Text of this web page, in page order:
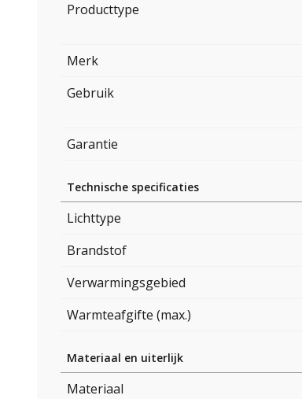
Producttype
Merk
Gebruik
Garantie
Technische specificaties
Lichttype
Brandstof
Verwarmingsgebied
Warmteafgifte (max.)
Materiaal en uiterlijk
Materiaal